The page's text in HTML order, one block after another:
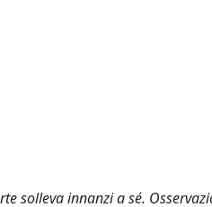
solleva innanzi a sé.